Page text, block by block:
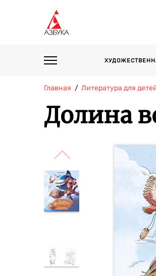
Главная Литература для
Долина